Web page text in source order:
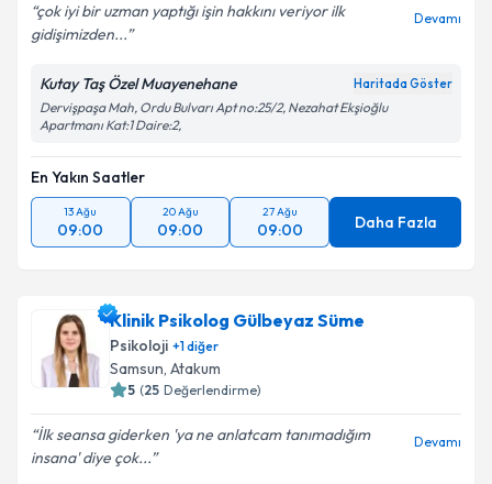
çok iyi bir uzman yaptığı işin hakkını veriyor ilk
gidişimizden...
Devamı
Kutay Taş Özel Muayenehane Haritada Göster
Dervişpaşa Mah, Ordu Bulvarı Apt no:25/2, Nezahat Ekşioğlu
Apartmanı Kat:1 Daire:2,
En Yakın Saatler
13 Ağu
09:00
20 Ağu
09:00
27 Ağu
09:00 Daha Fazla
Klinik Psikolog Gülbeyaz Süme
Psikoloji +1diğer
Samsun, Atakum
5 (25 Değerlendirme)
İlk seansa giderken 'ya ne anlatcam tanımadığım
insana' diye çok...
Devamı